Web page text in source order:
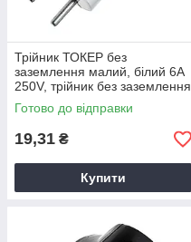
Трійник ТОКЕР без
заземлення малий, білий 6А
250V, трійник без заземлення
малий
Готово до відправки
19,31 ₴
Купити